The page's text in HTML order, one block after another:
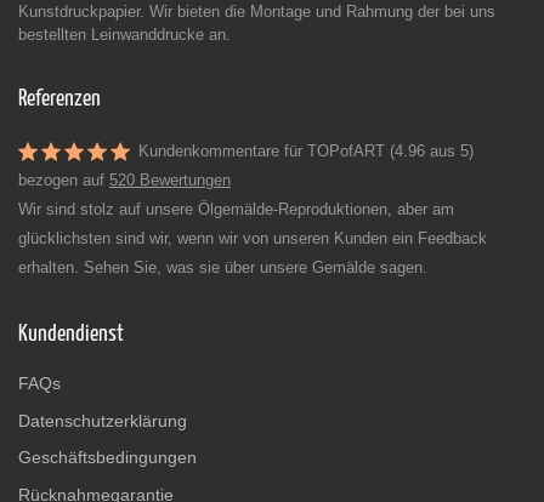
Kunstdruckpapier. Wir bieten die Montage und Rahmung der bei uns
bestellten Leinwanddrucke an.
Referenzen
Kundenkommentare für TOPofART (4.96 aus 5)
bezogen auf 520 Bewertungen
Wir sind stolz auf unsere Ölgemälde-Reproduktionen, aber am
glücklichsten sind wir, wenn wir von unseren Kunden ein Feedback
erhalten. Sehen Sie, was sie über unsere Gemälde sagen.
Kundendienst
FAQs
Datenschutzerklärung
Geschäftsbedingungen
Rücknahmegarantie